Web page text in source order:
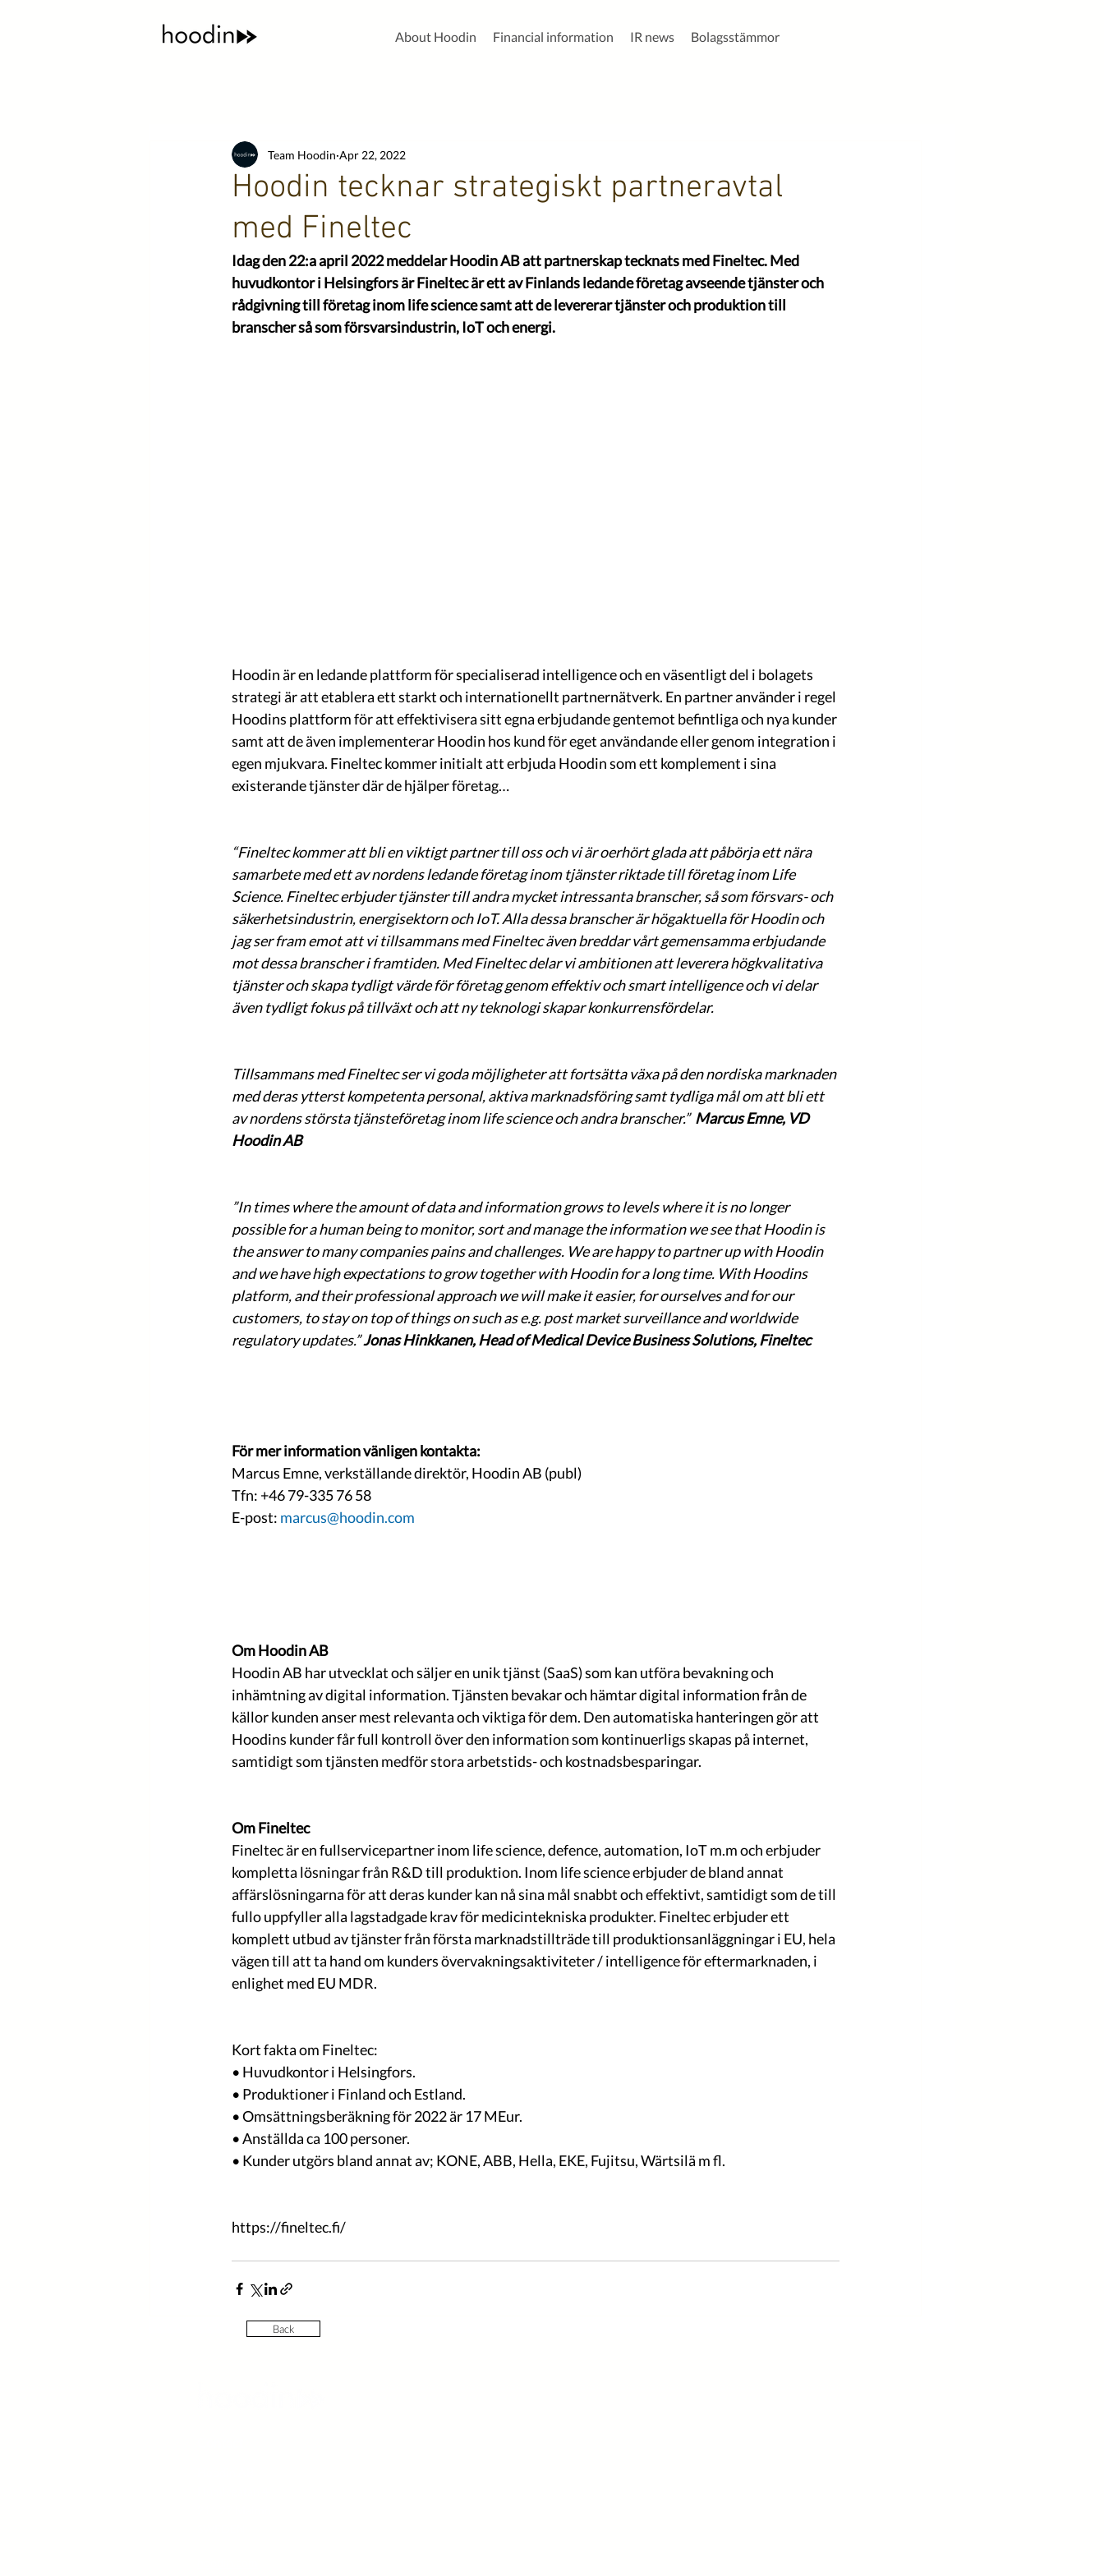
About Hoodin Financial information IR news Bolagsstämmor
Hoodin tecknar strategiskt partneravtal
med Fineltec
Team Hoodin Apr 22, 2022
Idag den 22:a april 2022 meddelar Hoodin AB att partnerskap tecknats med Fineltec. Med
huvudkontor i Helsingfors är Fineltec är ett av Finlands ledande företag avseende tjänster och
rådgivning till företag inom life science samt att de levererar tjänster och produktion till
branscher så som försvarsindustrin, IoT och energi.
Hoodin är en ledande plattform för specialiserad intelligence och en väsentligt del i bolagets
strategi är att etablera ett starkt och internationellt partnernätverk. En partner använder i regel
Hoodins plattform för att effektivisera sitt egna erbjudande gentemot befintliga och nya kunder
samt att de även implementerar Hoodin hos kund för eget användande eller genom integration i
egen mjukvara. Fineltec kommer initialt att erbjuda Hoodin som ett komplement i sina
existerande tjänster där de hjälper företag…
“Fineltec kommer att bli en viktigt partner till oss och vi är oerhört glada att påbörja ett nära
samarbete med ett av nordens ledande företag inom tjänster riktade till företag inom Life
Science. Fineltec erbjuder tjänster till andra mycket intressanta branscher, så som försvars- och
säkerhetsindustrin, energisektorn och IoT. Alla dessa branscher är högaktuella för Hoodin och
jag ser fram emot att vi tillsammans med Fineltec även breddar vårt gemensamma erbjudande
mot dessa branscher i framtiden. Med Fineltec delar vi ambitionen att leverera högkvalitativa
tjänster och skapa tydligt värde för företag genom effektiv och smart intelligence och vi delar
även tydligt fokus på tillväxt och att ny teknologi skapar konkurrensfördelar.
Tillsammans med Fineltec ser vi goda möjligheter att fortsätta växa på den nordiska marknaden
med deras ytterst kompetenta personal, aktiva marknadsföring samt tydliga mål om att bli ett
av nordens största tjänsteföretag inom life science och andra branscher.” Marcus Emne, VD
Hoodin AB
”In times where the amount of data and information grows to levels where it is no longer
possible for a human being to monitor, sort and manage the information we see that Hoodin is
the answer to many companies pains and challenges. We are happy to partner up with Hoodin
and we have high expectations to grow together with Hoodin for a long time. With Hoodins
platform, and their professional approach we will make it easier, for ourselves and for our
customers, to stay on top of things on such as e.g. post market surveillance and worldwide
regulatory updates.” Jonas Hinkkanen, Head of Medical Device Business Solutions, Fineltec
För mer information vänligen kontakta:
Marcus Emne, verkställande direktör, Hoodin AB (publ)
Tfn: +46 79-335 76 58
E-post: marcus@hoodin.com
Om Hoodin AB
Hoodin AB har utvecklat och säljer en unik tjänst (SaaS) som kan utföra bevakning och
inhämtning av digital information. Tjänsten bevakar och hämtar digital information från de
källor kunden anser mest relevanta och viktiga för dem. Den automatiska hanteringen gör att
Hoodins kunder får full kontroll över den information som kontinuerligs skapas på internet,
samtidigt som tjänsten medför stora arbetstids- och kostnadsbesparingar.
Om Fineltec
Fineltec är en fullservicepartner inom life science, defence, automation, IoT m.m och erbjuder
kompletta lösningar från R&D till produktion. Inom life science erbjuder de bland annat
affärslösningarna för att deras kunder kan nå sina mål snabbt och effektivt, samtidigt som de till
fullo uppfyller alla lagstadgade krav för medicintekniska produkter. Fineltec erbjuder ett
komplett utbud av tjänster från första marknadstillträde till produktionsanläggningar i EU, hela
vägen till att ta hand om kunders övervakningsaktiviteter / intelligence för eftermarknaden, i
enlighet med EU MDR.
Kort fakta om Fineltec:
• Huvudkontor i Helsingfors.
• Produktioner i Finland och Estland.
• Omsättningsberäkning för 2022 är 17 MEur.
• Anställda ca 100 personer.
• Kunder utgörs bland annat av; KONE, ABB, Hella, EKE, Fujitsu, Wärtsilä m fl.
https://fineltec.fi/
Back